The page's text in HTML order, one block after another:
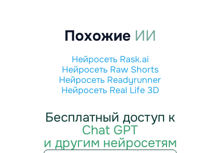
Похожие ИИ
Нейросеть Rask.ai
Нейросеть Raw Shorts
Нейросеть Readyrunner
Нейросеть Real Life 3D
Бесплатный доступ к
Chat GPT
и другим нейросетям